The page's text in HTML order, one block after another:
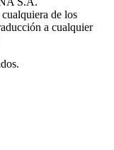
de los
a cualquier